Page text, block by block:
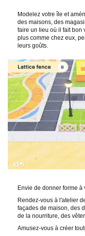
Modelez votre île et
des maisons, des
faire un lieu où il fait bon
plus comme chez eux,
leurs goûts.
Envie de donner forme
Rendez-vous à l'atelier
façades de maison, des
de la nourriture, des
Amusez-vous à créer